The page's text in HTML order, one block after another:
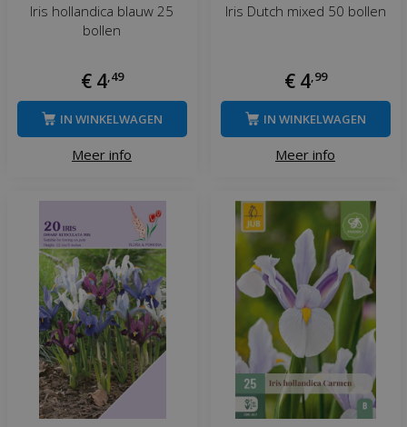
Iris hollandica blauw 25
bollen
€ 4,49
Meer info
IN WINKELWAGEN
Iris Dutch mixed 50 bollen
€ 4,99
Meer info
IN WINKELWAGEN